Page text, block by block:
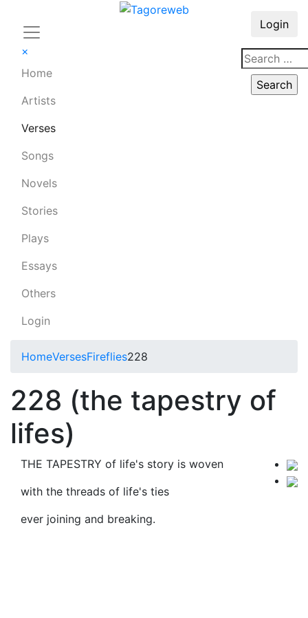
×
Home
Artists
Verses
Songs
Novels
Stories
Plays
Essays
Others
Login
Login
HomeVersesFireflies228
228 (the tapestry of
lifes)
THE TAPESTRY of life's story is woven
with the threads of life's ties
ever joining and breaking.